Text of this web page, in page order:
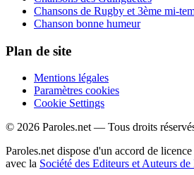
Chansons de Rugby et 3ème mi-
Chanson bonne humeur
Plan de site
Mentions légales
Paramètres cookies
Cookie Settings
© 2026 Paroles.net — Tous droits
Paroles.net dispose d'un accord de
avec la Société des Editeurs et Auteurs